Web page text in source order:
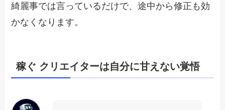
綺麗事では言っているだけで、途中から修正も効
かなくなります。
稼ぐ クリエイターは自分に甘えない覚悟